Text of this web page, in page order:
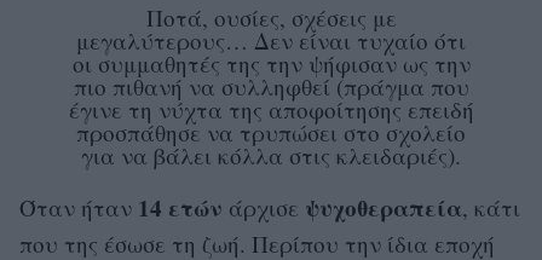
Ποτά, ουσίες, σχέσεις με
μεγαλύτερους… Δεν είναι τυχαίο ότι
οι συμμαθητές της την ψήφισαν ως την
πιο πιθανή να συλληφθεί (πράγμα που
έγινε τη νύχτα της αποφοίτησης επειδή
προσπάθησε να τρυπώσει στο σχολείο
για να βάλει κόλλα στις κλειδαριές).
Όταν ήταν 14 ετών άρχισε ψυχοθεραπεία, κάτι
που της έσωσε τη ζωή. Περίπου την ίδια εποχή